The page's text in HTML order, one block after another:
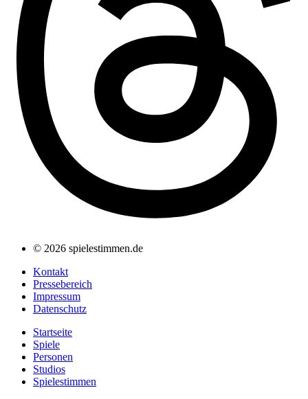
© 2026 spielestimmen.de
Kontakt
Pressebereich
Impressum
Datenschutz
Startseite
Spiele
Personen
Studios
Spielestimmen